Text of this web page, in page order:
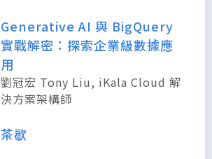
Generative AI 與 BigQuery
實戰解密：探索企業級數據應
用
劉冠宏 Tony Liu, iKala Cloud 解
決方案架構師
茶歇